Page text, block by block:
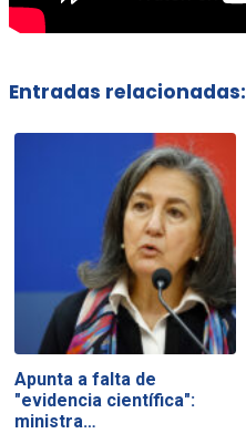
Entradas relacionadas:
Apunta a falta de
"evidencia científica":
ministra…